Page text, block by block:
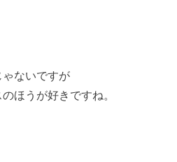
ゃないですが
ほうが好きですね。